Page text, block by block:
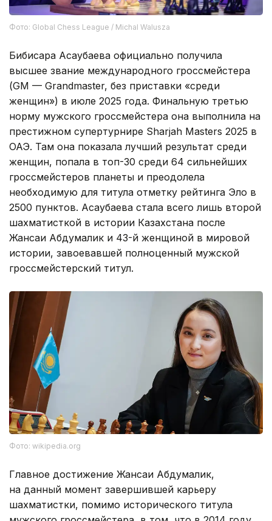
Фото: Global Chess League / Michal Walusza
Бибисара Асаубаева официально получила
высшее звание международного гроссмейстера
(GM — Grandmaster, без приставки «среди
женщин») в июле 2025 года. Финальную третью
норму мужского гроссмейстера она выполнила на
престижном супертурнире Sharjah Masters 2025 в
ОАЭ. Там она показала лучший результат среди
женщин, попала в топ-30 среди 64 сильнейших
гроссмейстеров планеты и преодолела
необходимую для титула отметку рейтинга Эло в
2500 пунктов. Асаубаева стала всего лишь второй
шахматисткой в истории Казахстана после
Жансаи Абдумалик и 43-й женщиной в мировой
истории, завоевавшей полноценный мужской
гроссмейстерский титул.
Фото: wikipedia.org
Главное достижение Жансаи Абдумалик,
на данный момент завершившей карьеру
шахматистки, помимо исторического титула